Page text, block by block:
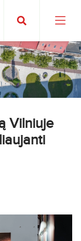
Vilniuje